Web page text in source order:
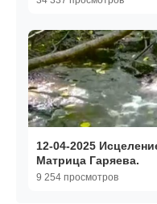
12-04-2025
Матрица Гаряева.
9 254 просмотров